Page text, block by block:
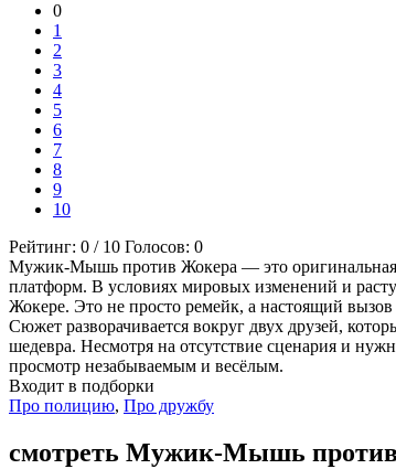
0
1
2
3
4
5
6
7
8
9
10
Рейтинг: 0 / 10 Голосов: 0
Мужик-Мышь против Жокера — это оригинальная
платформ. В условиях мировых изменений и
Жокере. Это не просто ремейк, а настоящий
Сюжет разворачивается вокруг двух друзей,
шедевра. Несмотря на отсутствие сценария и
просмотр незабываемым и весёлым.
Входит в подборки
Про полицию, Про дружбу
смотреть Мужик-Мышь